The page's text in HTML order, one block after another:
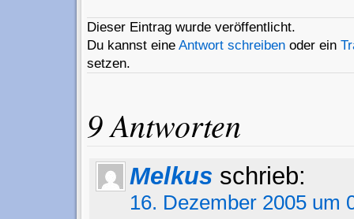
Dieser Eintrag wurde veröffentlicht.
Du kannst eine Antwort schreibenoder ein
setzen.
9 Antworten
Melkus schrieb:
16. Dezember 2005 um